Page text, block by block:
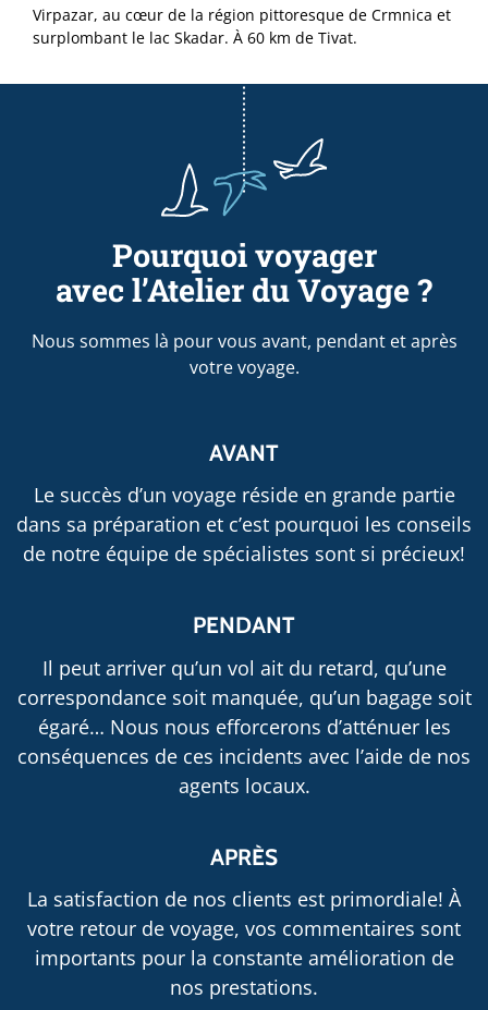
Virpazar, au cœur de la région pittoresque de Crmnica et
surplombant le lac Skadar. À 60 km de Tivat.
Pourquoi voyager
avec l’Atelier du Voyage ?
Nous sommes là pour vous avant, pendant et après
votre voyage.
AVANT
Le succès d’un voyage réside en grande partie
dans sa préparation et c’est pourquoi les conseils
de notre équipe de spécialistes sont si précieux!
PENDANT
Il peut arriver qu’un vol ait du retard, qu’une
correspondance soit manquée, qu’un bagage soit
égaré… Nous nous efforcerons d’atténuer les
conséquences de ces incidents avec l’aide de nos
agents locaux.
APRÈS
La satisfaction de nos clients est primordiale! À
votre retour de voyage, vos commentaires sont
importants pour la constante amélioration de
nos prestations.